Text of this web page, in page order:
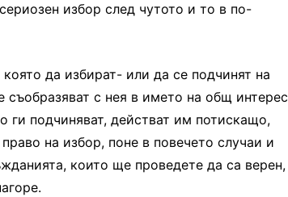
избор след чутото и то в по-
да избират- или да се подчинят на
с нея в името на общ интерес
ги подчиняват, действат им потискащо,
на избор, поне в повечето случаи и
които ще проведете да са верен,